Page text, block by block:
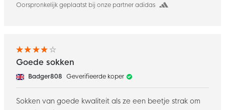
Oorspronkelijk geplaatst bij onze partner adidas
Goede sokken
Badger808 Geverifieerde koper
Sokken van goede kwaliteit als ze een beetje strak om